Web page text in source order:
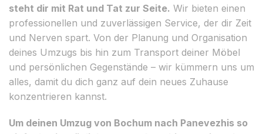
steht dir mit Rat und Tat zur Seite. Wir bieten einen
professionellen und zuverlässigen Service, der dir Zeit
und Nerven spart. Von der Planung und Organisation
deines Umzugs bis hin zum Transport deiner Möbel
und persönlichen Gegenstände – wir kümmern uns um
alles, damit du dich ganz auf dein neues Zuhause
konzentrieren kannst.
Um deinen Umzug von Bochum nach Panevezhis so